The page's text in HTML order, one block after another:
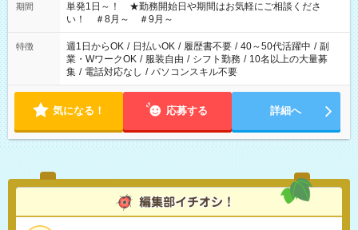
期間
単発1日～！ ★勤務開始日や期間はお気軽にご相談くださ
い！ ＃8月～ ＃9月～
特徴 週1日からOK / 日払いOK / 履歴書不要 / 40～50代活躍中 / 副
業・WワークOK / 服装自由 / シフト勤務 / 10名以上の大量募
集 / 電話対応なし / パソコンスキル不要
気になる！ 応募する 詳細へ